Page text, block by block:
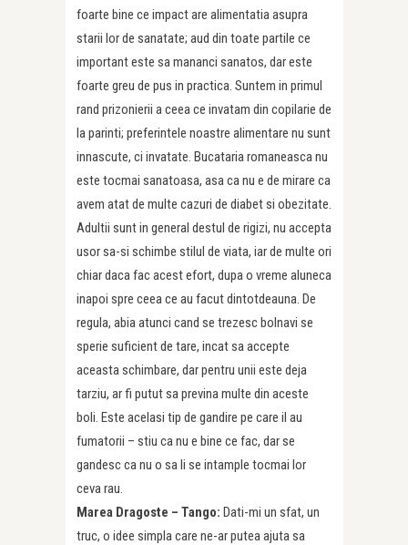
foarte bine ce impact are alimentatia asupra
starii lor de sanatate; aud din toate partile ce
important este sa mananci sanatos, dar este
foarte greu de pus in practica. Suntem in primul
rand prizonierii a ceea ce invatam din copilarie de
la parinti; preferintele noastre alimentare nu sunt
innascute, ci invatate. Bucataria romaneasca nu
este tocmai sanatoasa, asa ca nu e de mirare ca
avem atat de multe cazuri de diabet si obezitate.
Adultii sunt in general destul de rigizi, nu accepta
usor sa-si schimbe stilul de viata, iar de multe ori
chiar daca fac acest efort, dupa o vreme aluneca
inapoi spre ceea ce au facut dintotdeauna. De
regula, abia atunci cand se trezesc bolnavi se
sperie suficient de tare, incat sa accepte
aceasta schimbare, dar pentru unii este deja
tarziu, ar fi putut sa previna multe din aceste
boli. Este acelasi tip de gandire pe care il au
fumatorii – stiu ca nu e bine ce fac, dar se
gandesc ca nu o sa li se intample tocmai lor
ceva rau.
Marea Dragoste – Tango: Dati-mi un sfat, un
truc, o idee simpla care ne-ar putea ajuta sa